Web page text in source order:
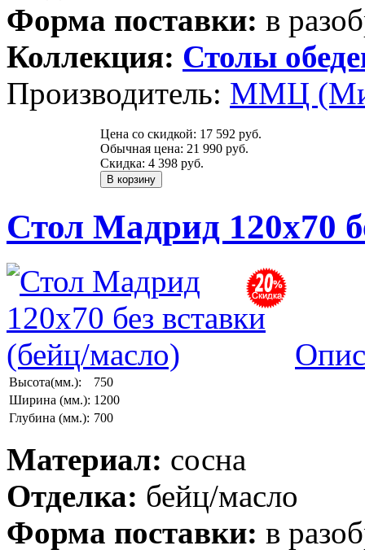
Форма поставки: в
Коллекция: Столы
Производитель: ММЦ
Цена со скидкой: 17 592 руб.
Обычная цена: 21 990 руб.
Скидка: 4 398 руб.
Стол Мадрид 120х70
Высота(мм.):
750
Ширина (мм.): 1200
Глубина (мм.): 700
Материал: сосна
Отделка: бейц/масло
Форма поставки: в